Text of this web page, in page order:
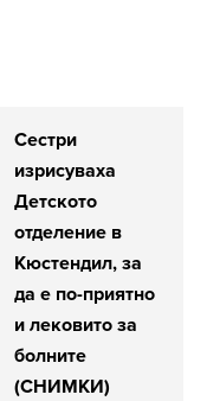
Сестри
изрисуваха
Детското
отделение в
Кюстендил, за
да е по-приятно
и лековито за
болните
(СНИМКИ)